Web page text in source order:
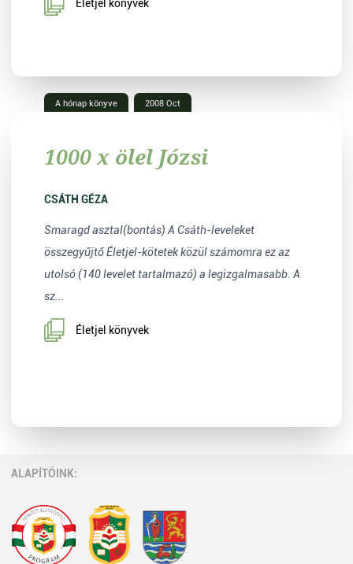
Életjel könyvek
A hónap könyve 2008 Oct
1000 x ölel Józsi
CSÁTH GÉZA
Smaragd asztal(bontás) A Csáth-leveleket
összegyűjtő Életjel-kötetek közül számomra ez az
utolsó (140 levelet tartalmazó) a legizgalmasabb. A
sz...
Életjel könyvek
ALAPÍTÓINK: